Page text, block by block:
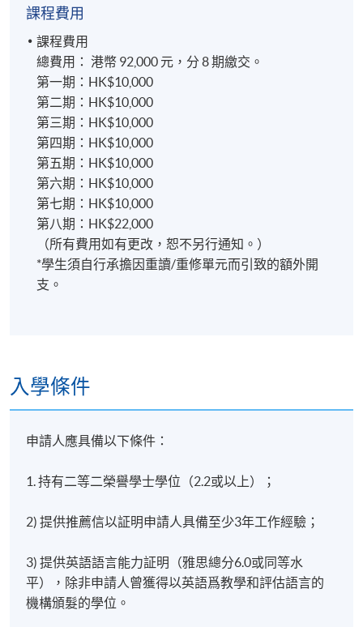
要，因此您將透過檢視漸進式變革與轉型變革，以及
權力、政治與衝突的重要性來研究此主題。本單元著
重於人在工作環境中的行為，強調了解人在變革管理
過程中的擔任的角色和重要性。在快速發展的商業環
境中，您將瞭解工作組織的動態，特別是組織文化的
重要性。反過來說，這也會培養您規劃和推行可持續
的全系統變革方案的能力。
3) 全球商業經濟與金融
現今大多企業都需要在各種經濟環境中運作，其領導
者必須在考慮特定市場資訊的情況下做出經濟決策。
本單元涵蓋經濟決策所需的最基本分析工具，例如：
和正現金流來進行投資。企業在與其他企業競爭資金
時，就如同在競爭勞動力和市場佔有率一樣。在本課
也將學習管理者如何報告企業的財務事務和財務狀
該單元將涵蓋以下內容；組織戰略和戰略領導；決定
戰略方向：使命願景和價值觀；實踐中的戰略決策；
創新背景下的戰略決策；戰略領導的當前趨勢；創造
課程費用
課程費用
總費用： 港幣 92,000 元，分 8 期繳交。
第一期：HK$10,000
第二期：HK$10,000
第三期：HK$10,000
第四期：HK$10,000
第五期：HK$10,000
第六期：HK$10,000
第七期：HK$10,000
第八期：HK$22,000
（所有費用如有更改，恕不另行通知。）
*學生須自行承擔因重讀/重修單元而引致的額外開
支。
入學條件
申請人應具備以下條件：
1. 持有二等二榮譽學士學位（2.2或以上）；
2) 提供推薦信以証明申請人具備至少3年工作經驗；
3) 提供英語語言能力証明（雅思總分6.0或同等水
平），除非申請人曾獲得以英語爲教學和評估語言的
機構頒髮的學位。